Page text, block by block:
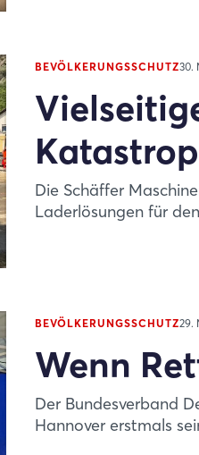
BEVÖLKERUNGSSCHUTZ30.
Die Schäffer
Laderlösungen für
BEVÖLKERUNGSSCHUTZ29.
Wenn
Der Bundesverband
Hannover erstmals